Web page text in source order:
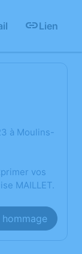
Lien
à Moulins-
vos
MAILLET.